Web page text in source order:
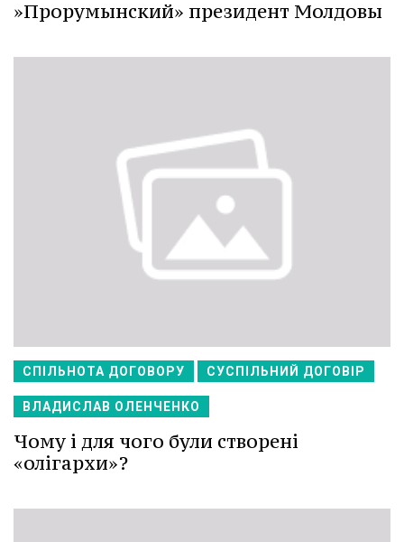
»Прорумынский» президент Молдовы
СПІЛЬНОТА ДОГОВОРУ СУСПІЛЬНИЙ ДОГОВІР
ВЛАДИСЛАВ ОЛЕНЧЕНКО
Чому і для чого були створені
«олігархи»?